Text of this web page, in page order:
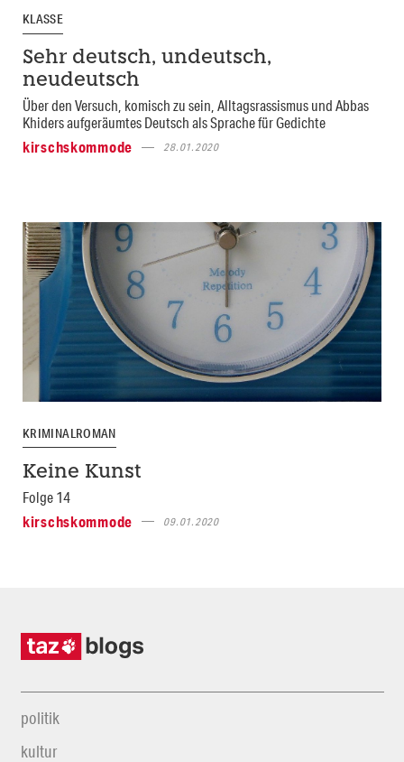
KLASSE
Sehr deutsch, undeutsch,
neudeutsch
Über den Versuch, komisch zu sein, Alltagsrassismus und Abbas
Khiders aufgeräumtes Deutsch als Sprache für Gedichte
kirschskommode
28.01.2020
KRIMINALROMAN
Keine Kunst
Folge 14
kirschskommode
09.01.2020
politik
kultur